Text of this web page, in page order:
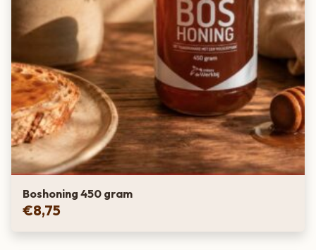
Boshoning 450 gram
€8,75